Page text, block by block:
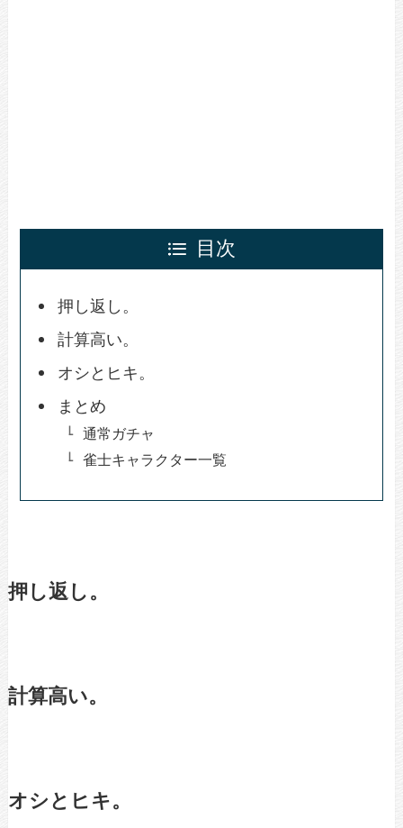
目次
押し返し。
計算高い。
オシとヒキ。
まとめ
通常ガチャ
雀士キャラクター一覧
押し返し。
計算高い。
オシとヒキ。